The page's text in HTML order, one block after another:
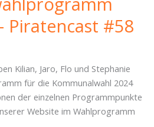
Piratencast #58
Kilian, Jaro, Flo und Stephanie
für die Kommunalwahl 2024
der einzelnen Programmpunkte
Website im Wahlprogramm